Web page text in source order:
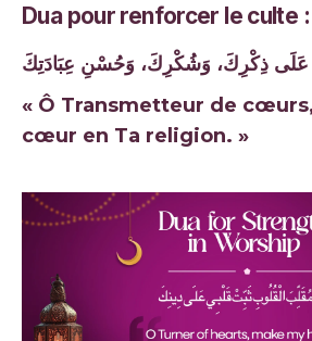
Dua pour renforcer le culte :
عَلَى ذِكْرِكَ، وَشُكْرِكَ، وَحُسْنِ عِبَادَتِكَ
« Ô Transmetteur de
cœur en Ta religion. »